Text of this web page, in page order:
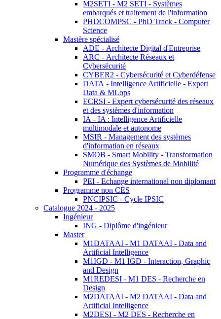
M2SETI - M2 SETI - Systèmes
embarqués et traitement de l'information
PHDCOMPSC - PhD Track - Computer
Science
Mastère spécialisé
ADE - Architecte Digital d'Entreprise
ARC - Architecte Réseaux et
Cybersécurité
CYBER2 - Cybersécurité et Cyberdéfense
DATA - Intelligence Artificielle - Expert
Data & MLops
ECRSI - Expert cybersécurité des réseaux
et des systèmes d'information
IA - IA : Intelligence Artificielle
multimodale et autonome
MSIR - Management des systèmes
d'information en réseaux
SMOB - Smart Mobility - Transformation
Numérique des Systèmes de Mobilité
Programme d'échange
PEI - Echange international non diplomant
Programme non CES
PNCIPSIC - Cycle IPSIC
Catalogue 2024 - 2025
Ingénieur
ING - Diplôme d'ingénieur
Master
M1DATAAI - M1 DATAAI - Data and
Artificial Intelligence
M1IGD - M1 IGD - Interaction, Graphic
and Design
M1REDESI - M1 DES - Recherche en
Design
M2DATAAI - M2 DATAAI - Data and
Artificial Intelligence
M2DESI - M2 DES - Recherche en